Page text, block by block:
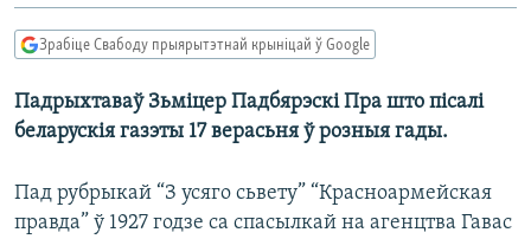
Перайсьці
да
ПАЛІТВЯЗЬНІ
КАЛЯНДАР
PREMIUM
НА ХВАЛЯХ СВАБОДЫ
Усе сайты РС/РСЭ
Зрабіце Свабоду прыярытэтнай крыніцай ў Google
Падрыхтаваў Зьміцер Падбярэскі Пра што пісалі
беларускія газэты 17 верасьня ў розныя гады.
Пад рубрыкай “З усяго сьвету” “Красноармейская
правда” ў 1927 годзе са спасылкай на агенцтва Гавас